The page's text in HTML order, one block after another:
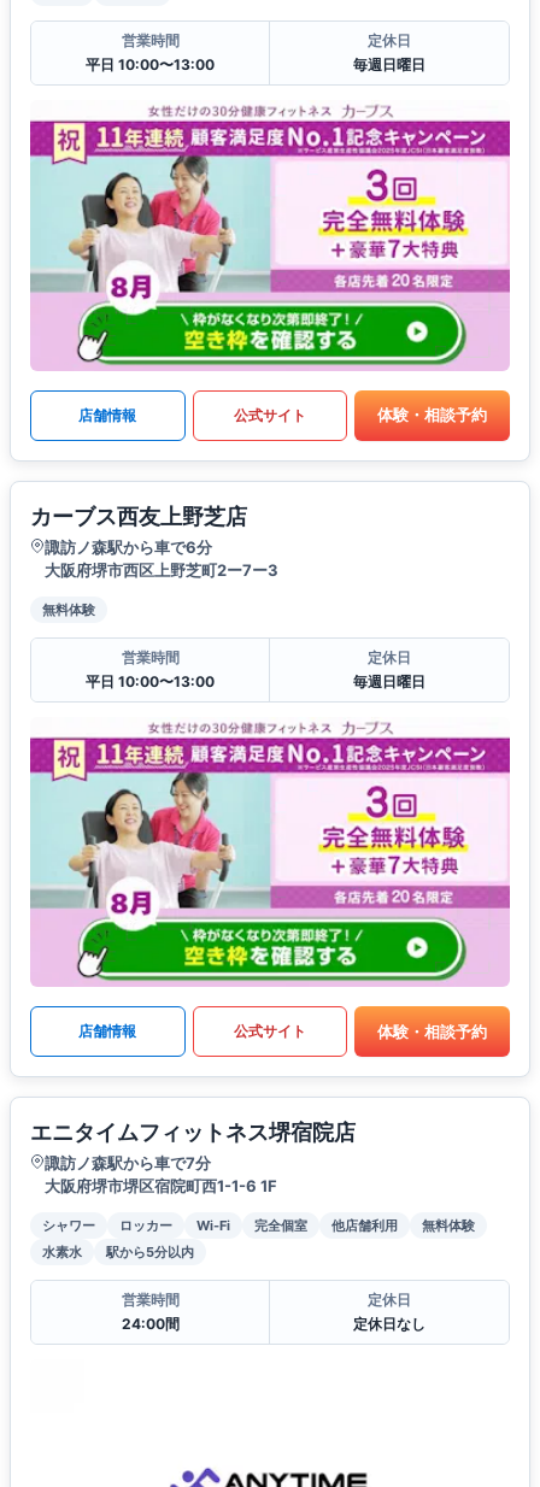
営業時間
平日 10:00〜13:00
定休日
毎週日曜日
店舗情報 公式サイト 体験・相談予約
カーブス西友上野芝店
諏訪ノ森駅から車で6分
大阪府堺市西区上野芝町2ー7ー3
無料体験
営業時間
平日 10:00〜13:00
定休日
毎週日曜日
店舗情報 公式サイト 体験・相談予約
エニタイムフィットネス堺宿院店
諏訪ノ森駅から車で7分
大阪府堺市堺区宿院町西1-1-6 1F
シャワー ロッカー Wi-Fi 完全個室 他店舗利用
無料体験
水素水
駅から5分以内
営業時間
24:00間
定休日
定休日なし